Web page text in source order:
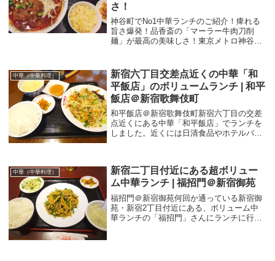
さ！
神谷町でNo1中華ランチのご紹介！痺れる
旨さ爆発！品香斎の「マーラー牛肉刀削
麺」が最高の美味しさ！東京メトロ神谷町
コウサイ）」でランチをしてきました。神
谷町近辺...
中華（中華料理）
新宿六丁目交差点近くの中華「和
平飯店」のボリュームランチ | 和平
飯店＠新宿歌舞伎町
和平飯店＠新宿歌舞伎町新宿六丁目の交差
点近くにある中華「和平飯店」でランチを
しました。近くには日清食品やホテルバリ
になるとお安くなっているのかな？お店の
外にボードが...
中華（中華料理）
新宿二丁目付近にある超ボリュー
ム中華ランチ | 福招門＠新宿御苑
福招門＠新宿御苑何回か通っている新宿御
苑・新宿2丁目付近にある、ボリューム中
華ランチの「福招門」さんにランチに行っ